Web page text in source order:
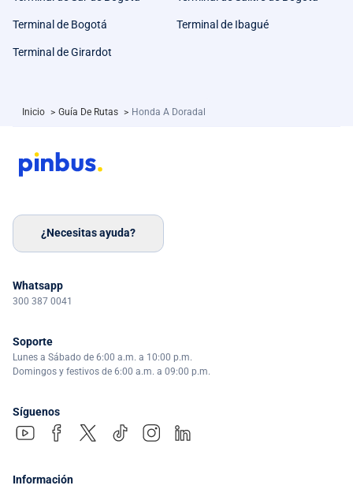
Terminal de Bogotá Terminal de Ibagué
Terminal de Girardot
Inicio > Guía De Rutas > Honda A Doradal
¿Necesitas ayuda?
Whatsapp
300 387 0041
Soporte
Lunes a Sábado de 6:00 a.m. a 10:00 p.m.
Domingos y festivos de 6:00 a.m. a 09:00 p.m.
Síguenos
Información